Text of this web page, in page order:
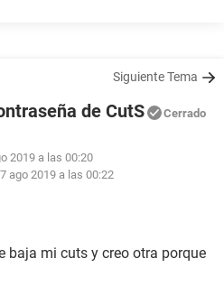
Siguiente Tema
de CutS Cerrado
2019 a las 00:20
ago 2019 a las 00:22
baja mi cuts y creo otra porque